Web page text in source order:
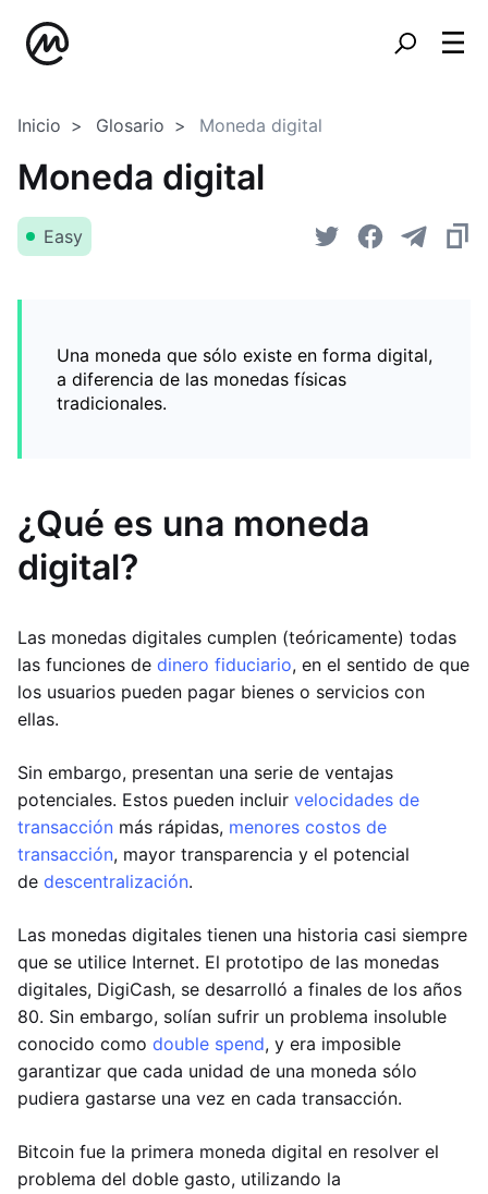
Inicio Glosario Moneda digital
Moneda digital
Easy
Una moneda que sólo existe en forma digital,
a diferencia de las monedas físicas
tradicionales.
¿Qué es una moneda
digital?
Las monedas digitales cumplen (teóricamente) todas
las funciones de dinero fiduciario, en el sentido de que
los usuarios pueden pagar bienes o servicios con
ellas.
Sin embargo, presentan una serie de ventajas
potenciales. Estos pueden incluir velocidades de
transacción más rápidas, menores costos de
transacción, mayor transparencia y el potencial
de descentralización.
Las monedas digitales tienen una historia casi siempre
que se utilice Internet. El prototipo de las monedas
digitales, DigiCash, se desarrolló a finales de los años
80. Sin embargo, solían sufrir un problema insoluble
conocido como double spend, y era imposible
garantizar que cada unidad de una moneda sólo
pudiera gastarse una vez en cada transacción.
Bitcoin fue la primera moneda digital en resolver el
problema del doble gasto, utilizando la